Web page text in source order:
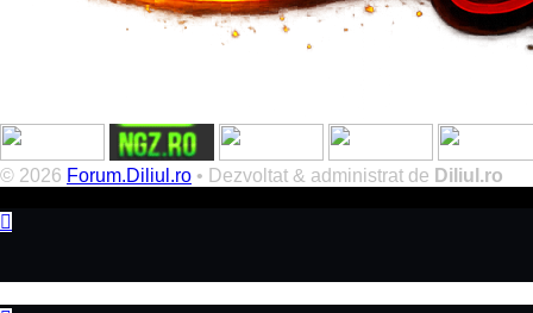
© 2026 Forum.Diliul.ro • Dezvoltat & administrat de Diliul.ro